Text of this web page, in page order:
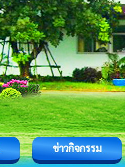
ข่าวกิจกรรม